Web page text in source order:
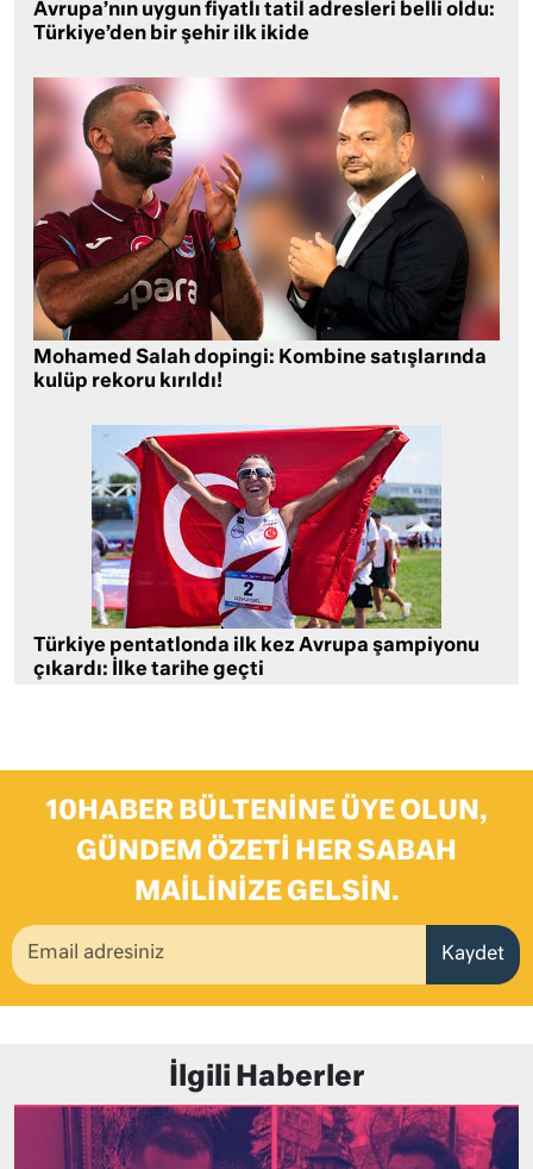
Avrupa’nın uygun fiyatlı tatil adresleri belli oldu:
Türkiye’den bir şehir ilk ikide
Mohamed Salah dopingi: Kombine satışlarında
kulüp rekoru kırıldı!
Türkiye pentatlonda ilk kez Avrupa şampiyonu
çıkardı: İlke tarihe geçti
10HABER BÜLTENINE ÜYE OLUN,
GÜNDEM ÖZETI HER SABAH
MAILINIZE GELSIN.
Kaydet
İlgili Haberler